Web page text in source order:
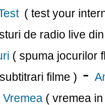
( test your
de radio live
( spuma jocurilor
filme ) -
Vremea ( vremea